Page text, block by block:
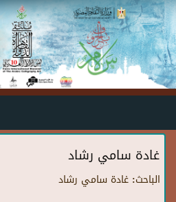
Skip to main content
غادة سامي رشاد
الباحث: غادة سامي رشاد